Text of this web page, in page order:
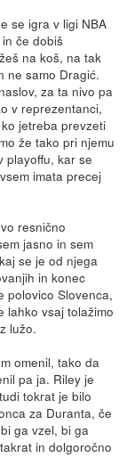
se igra v ligi NBA
če dobiš
na koš, na tak
ne samo Dragić.
za ta nivo pa
v reprezentanci,
jetreba prevzeti
že tako pri njemu
playoffu, kar se
imata precej
resnično
jasno in sem
se je od njega
in konec
polovico Slovenca,
lahko vsaj tolažimo
lužo.
omenil, tako da
pa ja. Riley je
tokrat je bilo
za Duranta, če
ga vzel, bi ga
in dolgoročno